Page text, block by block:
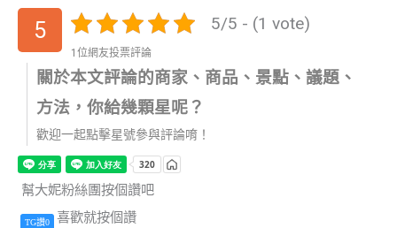
5 5/5 - (1 vote)
1位網友投票評論
關於本文評論的商家、商品、景點、議題、
方法，你給幾顆星呢？
歡迎一起點擊星號參與評論唷！
幫大妮粉絲團按個讚吧
TG讚0 喜歡就按個讚